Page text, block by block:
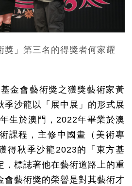
獎」第三名的得獎者何家耀
金會藝術獎之獲獎藝術家黃
季沙龍以「展中展」的形式展
年生於澳門，2022年畢業於澳
課程，主修中國畫（美術專
得秋季沙龍2023的「東方基
，標誌著他在藝術道路上的重
會藝術獎的榮譽是對其藝術才